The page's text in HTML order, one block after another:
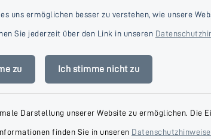
uns ermöglichen besser zu verstehen, wie unsere
Sie jederzeit über den Link in unseren
zu Ich stimme nicht zu
Darstellung unserer Website zu ermöglichen. Die
finden Sie in unseren
Freitag
09:00-16:00 Uhr
Mittwoch
09:00-14:00 Uhr